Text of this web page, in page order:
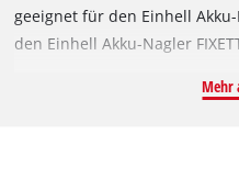
geeignet für den Einhell
den Einhell Akku-Nagler
verzinktem Stahl sind
Mehr